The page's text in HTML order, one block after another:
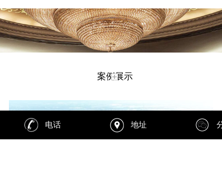
案例展示
电话 地址